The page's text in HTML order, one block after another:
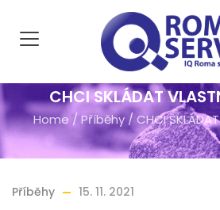
CHCI SKLÁDAT
Home / Příběhy/ CHCI
Příběhy 15. 11. 2021